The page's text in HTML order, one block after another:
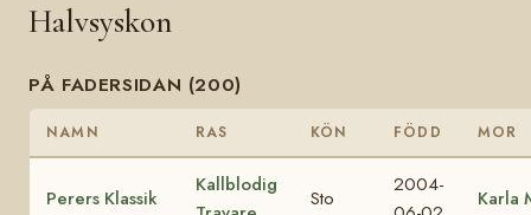
Halvsyskon
PÅ FADERSIDAN (200)
NAMN RAS KÖN FÖDD MOR
Perers Klassik
Kallblodig
Sto
2004-
Karla